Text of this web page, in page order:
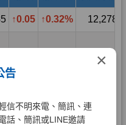
×
告
信不明來電、簡訊、連
話、簡訊或LINE邀請